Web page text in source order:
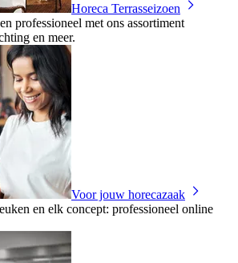
Horeca Terrasseizoen
professioneel met ons assortiment
en meer.
Voor jouw horecazaak
en elk concept: professioneel online